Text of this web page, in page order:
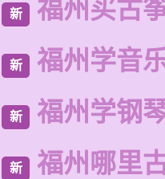
新 福州买古
新 福州学音
新 福州学钢
新 福州哪里